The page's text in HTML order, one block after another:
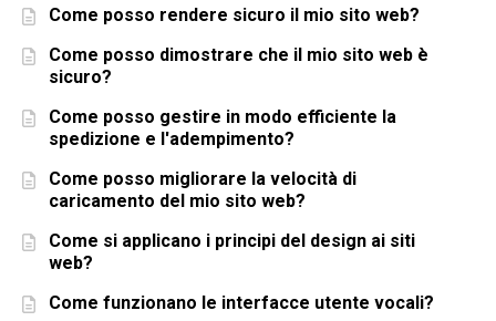
Come posso rendere sicuro il mio sito web?
Come posso dimostrare che il mio sito web è
sicuro?
Come posso gestire in modo efficiente la
spedizione e l'adempimento?
Come posso migliorare la velocità di
caricamento del mio sito web?
Come si applicano i principi del design ai siti
web?
Come funzionano le interfacce utente vocali?